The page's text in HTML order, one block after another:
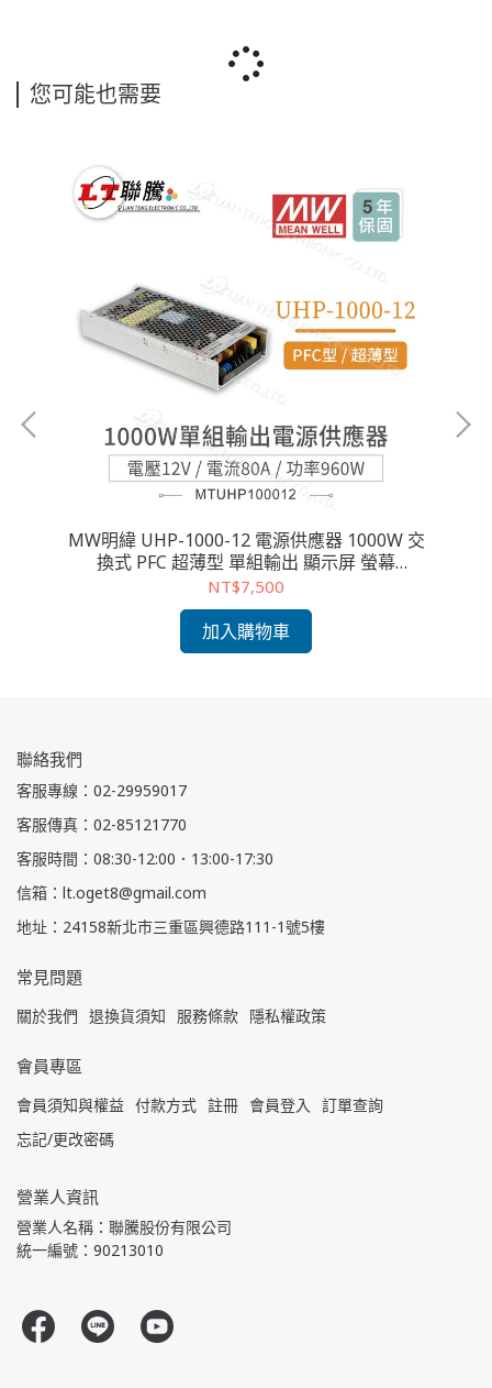
您可能也需要
MW明緯 UHP-1000-12 電源供應器 1000W 交
換式 PFC 超薄型 單組輸出 顯示屏 螢幕
12V/80A/960W
NT$7,500
加入購物車
聯絡我們
客服專線：02-29959017
客服傳真：02-85121770
客服時間：08:30-12:00．13:00-17:30
信箱：lt.oget8@gmail.com
地址：24158新北市三重區興德路111-1號5樓
常見問題
關於我們 退換貨須知 服務條款 隱私權政策
會員專區
會員須知與權益 付款方式 註冊 會員登入
訂單查詢
忘記/更改密碼
營業人資訊
營業人名稱：聯騰股份有限公司
統一編號：90213010